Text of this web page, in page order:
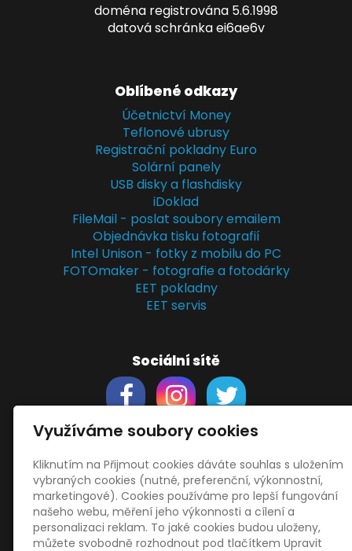
doména registrována 5.6.1998
datová schránka ei6ae6v
Oblíbené odkazy
Účetnictví Money
Teflonové ubrusy
Registrační pokladny Euro
Solární panely
USB disky a flashdisky
iDoklad
FileMail - poslat soubory emailem
Objednávka tisku fotografií
Intel Unison - fotky z mobilu do PC
FOTOmaker - fotografie a fotodárky
EET pokladny
EET servis
Sociální sítě
Support
Obchodní podmínky
Zásady zpracování osobních údajů
Obrázky použityvecteezy.com
adepositphotos.com
Využíváme soubory cookies
Kliknutím na Přijmout cookies dáváte souhlas s uložením
vybraných cookies (nutné, preferenční, výkonnostní,
marketingové). Cookies používáme pro lepší fungování
našeho webu, měření jeho výkonnosti a cílení a
personalizaci reklam. To jaké cookies budou uloženy,
můžete svobodně rozhodnout pod tlačítkem Upravit